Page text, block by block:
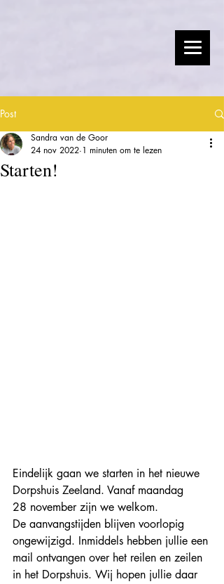
Post
Starten!
Sandra van de Goor
24 nov 2022 1 minuten om te lezen
Eindelijk gaan we starten in het nieuwe
Dorpshuis Zeeland. Vanaf maandag
28 november zijn we welkom.
De aanvangstijden blijven voorlopig
ongewijzigd. Inmiddels hebben jullie een
mail ontvangen over het reilen en zeilen
in het Dorpshuis. Wij hopen jullie daar